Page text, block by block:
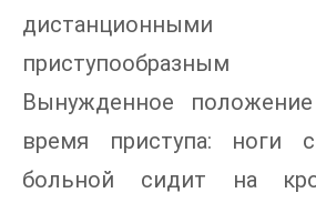
Вынужденное
время приступа: ноги
больной сидит на